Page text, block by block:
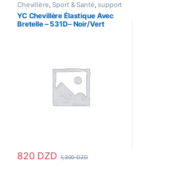
Chevillère,Sport & Santé, support
articulation
YC Chevillère Élastique Avec
Bretelle – 531D– Noir/Vert
820 DZD 1,300DZD